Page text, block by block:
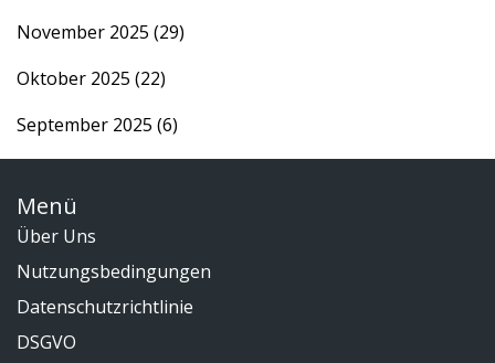
November 2025 (29)
Oktober 2025 (22)
September 2025 (6)
Menü
Über Uns
Nutzungsbedingungen
Datenschutzrichtlinie
DSGVO